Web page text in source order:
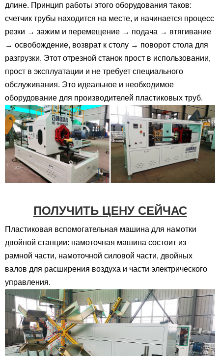
длине. Принцип работы этого оборудования таков:
счетчик трубы находится на месте, и начинается процесс
резки → зажим и перемещение → подача → втягивание
→ освобождение, возврат к столу → поворот стола для
разгрузки. Этот отрезной станок прост в использовании,
прост в эксплуатации и не требует специального
обслуживания. Это идеальное и необходимое
оборудование для производителей пластиковых труб.
ПОЛУЧИТЬ ЦЕНУ СЕЙЧАС
Пластиковая вспомогательная машина для намотки
двойной станции: намоточная машина состоит из
рамной части, намоточной силовой части, двойных
валов для расширения воздуха и части электрического
управления.